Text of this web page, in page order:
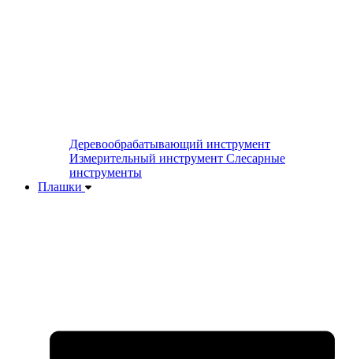
Деревообрабатывающий инструмент
Измерительный инструмент Слесарные
инструменты
Плашки